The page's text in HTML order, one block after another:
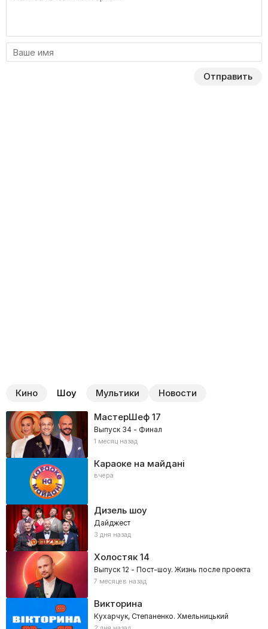
Отправить
Кино Шоу Мультики Новости
МастерШеф17
Выпуск 34 - Финал
1 месяц назад
Караоке на майдані
вчера
Дизель шоу
Дайджест
3 дня назад
Холостяк14
Выпуск 12 - Пост-шоу. Жизнь после проекта
7 месяцев назад
Викторина
Кухарчук, Степаненко. Хмельницький